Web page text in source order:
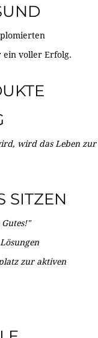
ein voller Erfolg.
wird das Leben zur
SITZEN
zur aktiven